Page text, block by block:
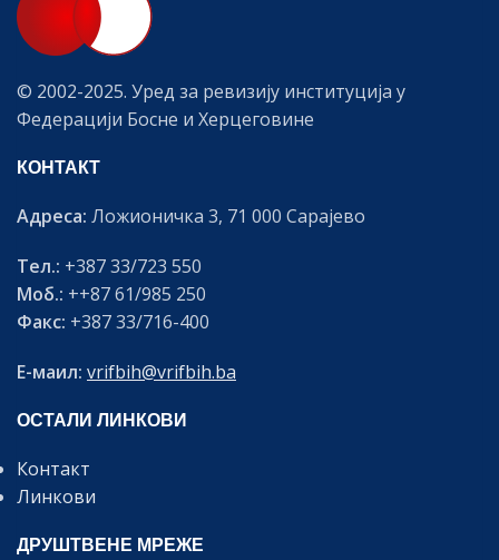
© 2002-2025. Уред за ревизију институција у
Федерацији Босне и Херцеговине
КОНТАКТ
Адреса: Ложионичка 3, 71 000 Сарајево
Тел.: +387 33/723 550
Моб.: ++87 61/985 250
Факс: +387 33/716-400
Е-маил: vrifbih@vrifbih.ba
ОСТАЛИ ЛИНКОВИ
Контакт
Линкови
ДРУШТВЕНЕ МРЕЖЕ